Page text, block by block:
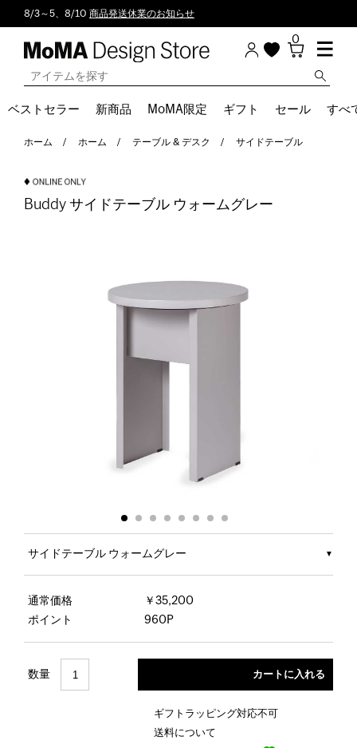
8/3～5、8/10 商品発送休業のお知らせ
0
ベストセラー 新商品 MoMA限定 ギフト セール すべ
ホーム ホーム テーブル & デスク サイドテーブル
Buddy サイドテーブル ウォームグレー
サイドテーブル ウォームグレー
通常価格
￥35,200
ポイント
960P
数量
ギフトラッピング対応不可
送料について